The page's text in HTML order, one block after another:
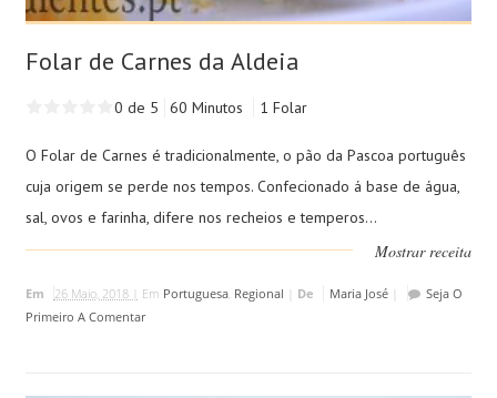
Folar de Carnes da Aldeia
0 de 5 60 Minutos 1 Folar
O Folar de Carnes é tradicionalmente, o pão da Pascoa português
cuja origem se perde nos tempos. Confecionado á base de água,
sal, ovos e farinha, difere nos recheios e temperos...
Mostrar receita
Em 26 Maio, 2018 | Em Portuguesa, Regional De Maria José|
Seja O
Primeiro A Comentar